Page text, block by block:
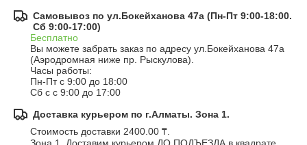
Самовывоз по ул.Бокейханова 47а (Пн-Пт 9:00-18:00.
Сб 9:00-17:00)
Бесплатно
Вы можете забрать заказ по адресу ул.Бокейханова 47а
(Аэродромная ниже пр. Рыскулова).
Часы работы:
Пн-Пт с 9:00 до 18:00
Сб с с 9:00 до 17:00
Доставка курьером по г.Алматы. Зона 1.
Стоимость доставки 2400.00 ₸.